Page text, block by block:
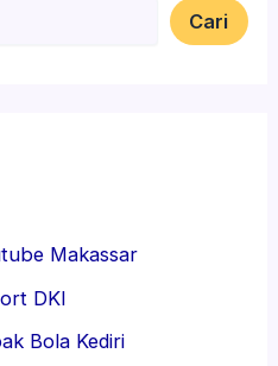
Cari
Makassar
DKI
Bola Kediri